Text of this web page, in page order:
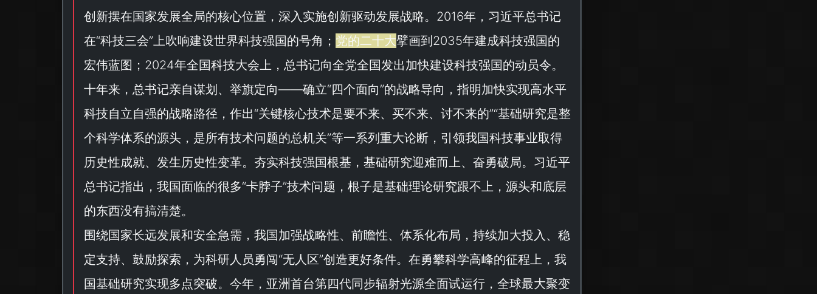
创新摆在国家发展全局的核心位置，深入实施创新驱动发展战略。2016年，习近平总书记
在“科技三会”上吹响建设世界科技强国的号角； 党的二十大擘画到2035年建成科技强国的
宏伟蓝图；2024年全国科技大会上，总书记向全党全国发出加快建设科技强国的动员令。
十年来，总书记亲自谋划、举旗定向——确立“四个面向”的战略导向，指明加快实现高水平
科技自立自强的战略路径，作出“关键核心技术是要不来、买不来、讨不来的”“基础研究是整
个科学体系的源头，是所有技术问题的总机关”等一系列重大论断，引领我国科技事业取得
历史性成就、发生历史性变革。夯实科技强国根基，基础研究迎难而上、奋勇破局。习近平
总书记指出，我国面临的很多“卡脖子”技术问题，根子是基础理论研究跟不上，源头和底层
的东西没有搞清楚。
围绕国家长远发展和安全急需，我国加强战略性、前瞻性、体系化布局，持续加大投入、稳
定支持、鼓励探索，为科研人员勇闯“无人区”创造更好条件。在勇攀科学高峰的征程上，我
国基础研究实现多点突破。今年，亚洲首台第四代同步辐射光源全面试运行，全球最大聚变